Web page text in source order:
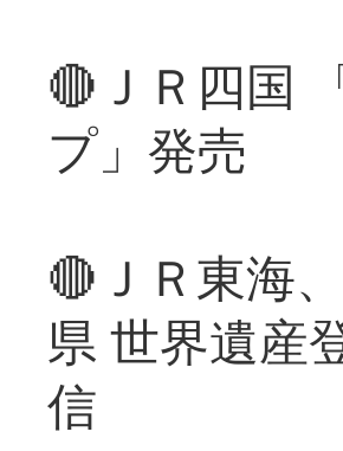
🔴ＪＲ四国
プ」発売
🔴ＪＲ東海
県 世界遺産
信